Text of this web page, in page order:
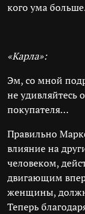
кого ума
«Карла»:
Эм, со мной
не удивляйтесь
покупателя…
Правильно
влияние на
человеком,
двигающим
женщины,
Теперь